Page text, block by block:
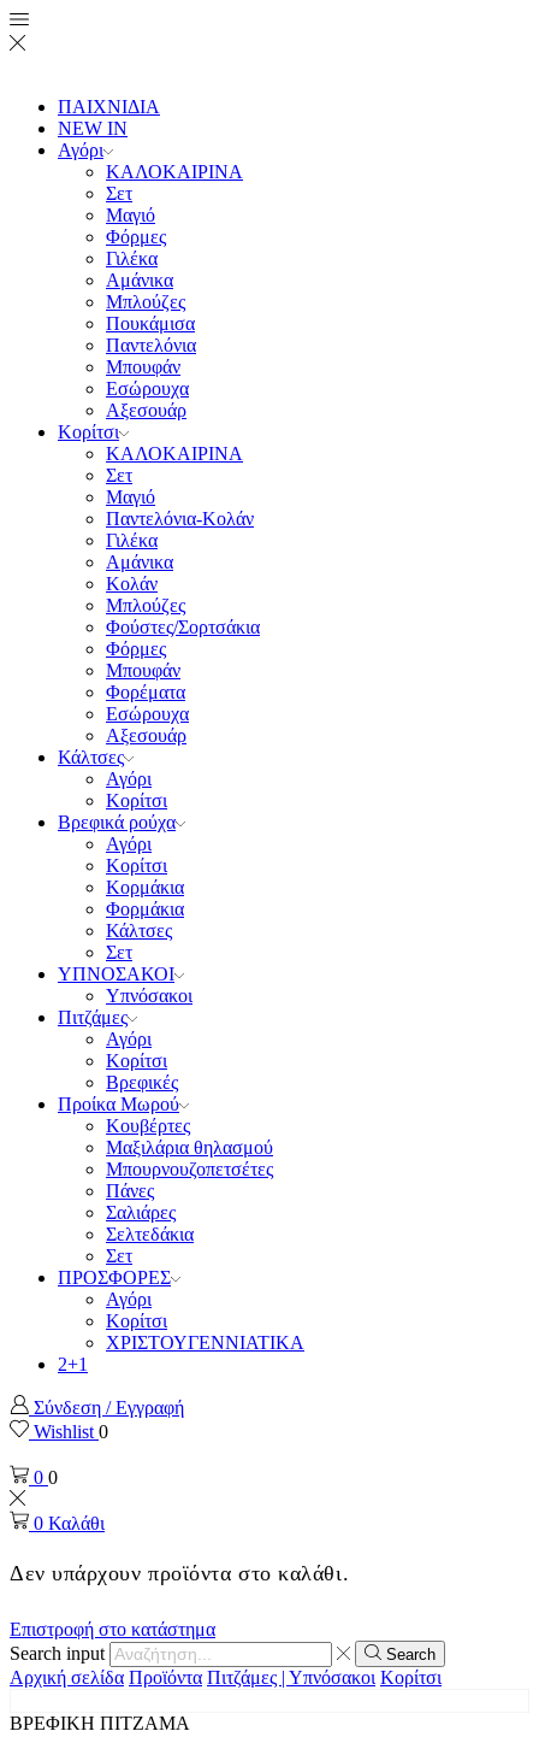
ΠΑΙΧΝΙΔΙΑ
NEW IN
Αγόρι
ΚΑΛΟΚΑΙΡΙΝΑ
Σετ
Μαγιό
Φόρμες
Γιλέκα
Αμάνικα
Μπλούζες
Πουκάμισα
Παντελόνια
Μπουφάν
Εσώρουχα
Αξεσουάρ
Κορίτσι
ΚΑΛΟΚΑΙΡΙΝΑ
Σετ
Μαγιό
Παντελόνια-Κολάν
Γιλέκα
Αμάνικα
Κολάν
Μπλούζες
Φούστες/Σορτσάκια
Φόρμες
Μπουφάν
Φορέματα
Εσώρουχα
Αξεσουάρ
Κάλτσες
Αγόρι
Κορίτσι
Βρεφικά ρούχα
Αγόρι
Κορίτσι
Κορμάκια
Φορμάκια
Κάλτσες
Σετ
ΥΠΝΟΣΑΚΟΙ
Υπνόσακοι
Πιτζάμες
Αγόρι
Κορίτσι
Βρεφικές
Προίκα Μωρού
Κουβέρτες
Μαξιλάρια θηλασμού
Μπουρνουζοπετσέτες
Πάνες
Σαλιάρες
Σελτεδάκια
Σετ
ΠΡΟΣΦΟΡΕΣ
Αγόρι
Κορίτσι
ΧΡΙΣΤΟΥΓΕΝΝΙΑΤΙΚΑ
2+1
Σύνδεση / Εγγραφή
Wishlist 0
0 0
0 Καλάθι
Δεν υπάρχουν προϊόντα στο καλάθι.
Επιστροφή στο κατάστημα
Search input
Search
Αρχική σελίδα Προϊόντα Πιτζάμες | Υπνόσακοι Κορίτσι
ΒΡΕΦΙΚΗ ΠΙΤΖΑΜΑ